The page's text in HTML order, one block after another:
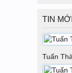
TIN
Tuấn